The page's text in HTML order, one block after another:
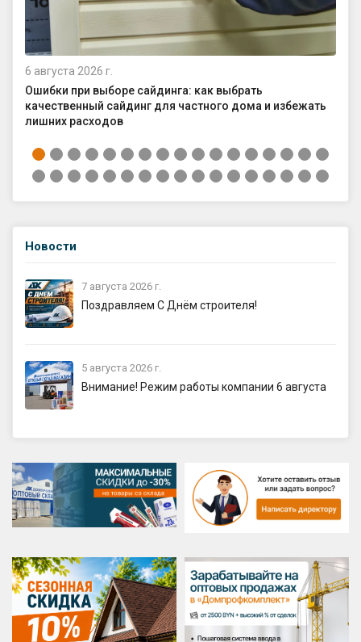
Новости
7 августа 2026 г.
Поздравляем С Днём строителя!
5 августа 2026 г.
Внимание! Режим работы компании 6 августа
6 августа 2026 г.
Ошибки при выборе сайдинга: как выбрать
качественный сайдинг для частного дома и избежать
лишних расходов